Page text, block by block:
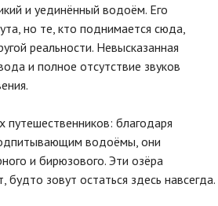
и уединённый водоём. Его
но те, кто поднимается сюда,
реальности. Невысказанная
и полное отсутствие звуков
благодаря
водоёмы, они
и бирюзового. Эти озёра
зовут остаться здесь навсегда.